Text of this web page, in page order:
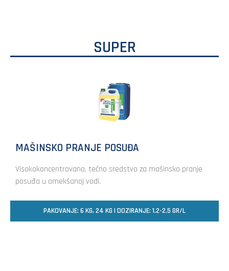
SUPER
MAŠINSKO PRANJE POSUĐA
Visokokoncentrovano, tečno sredstvo za mašinsko pranje
posuđa u omekšanoj vodi.
PAKOVANJE: 6 KG, 24 KG | DOZIRANJE: 1.2-2.5 GR/L